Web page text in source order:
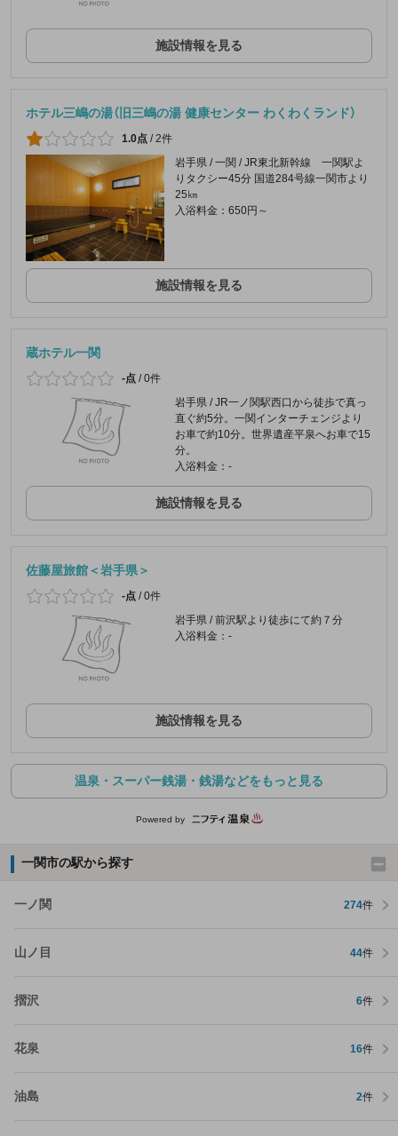
施設情報を見る
ホテル三嶋の湯（旧三嶋の湯 健康センター わくわくランド）
1.0点 /2件
岩手県 / 一関 / JR東北新幹線 一関駅よ
りタクシー45分 国道284号線一関市より
25㎞
入浴料金：650円～
施設情報を見る
蔵ホテル一関
-点 /0件
岩手県 / JR一ノ関駅西口から徒歩で真っ
直ぐ約5分。一関インターチェンジより
お車で約10分。世界遺産平泉へお車で15
分。
入浴料金：-
施設情報を見る
佐藤屋旅館＜岩手県＞
-点 /0件
岩手県 / 前沢駅より徒歩にて約７分
入浴料金：-
施設情報を見る
温泉・スーパー銭湯・銭湯などをもっと見る
Powered by
一関市の駅から探す
一ノ関 274件
山ノ目 44件
摺沢 6件
花泉 16件
油島 2件